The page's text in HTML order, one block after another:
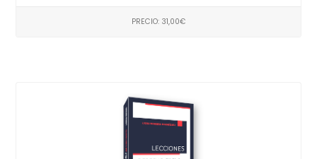
PRECIO: 31,00€